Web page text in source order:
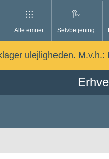
Alle emner Selvbetjening
ulejligheden. M.v.h.: